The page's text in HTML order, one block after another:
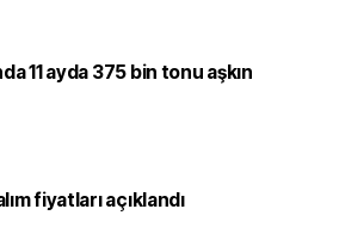
11 ayda 375 bin tonu aşkın
fiyatları açıklandı